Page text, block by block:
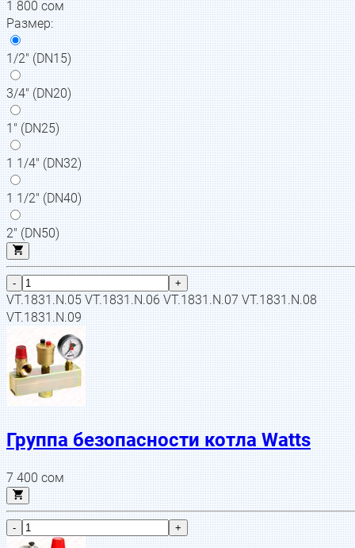
1 800сом
Размер:
1/2" (DN15)
3/4" (DN20)
1" (DN25)
1 1/4" (DN32)
1 1/2" (DN40)
2" (DN50)
- +
VT.1831.N.05 VT.1831.N.06 VT.1831.N.07 VT.1831.N.08
VT.1831.N.09
Группа безопасности котла Watts
7 400сом
- +